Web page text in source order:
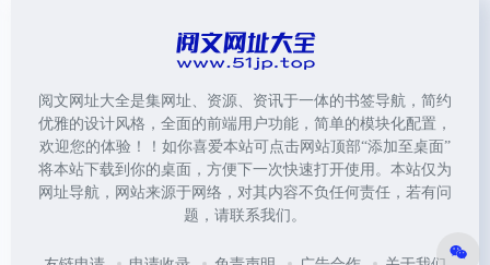
阅文网址大全是集网址、资源、资讯于一体的书签导航，简约
优雅的设计风格，全面的前端用户功能，简单的模块化配置，
欢迎您的体验！！如你喜爱本站可点击网站顶部“添加至桌面”
将本站下载到你的桌面，方便下一次快速打开使用。本站仅为
网址导航，网站来源于网络，对其内容不负任何责任，若有问
题，请联系我们。